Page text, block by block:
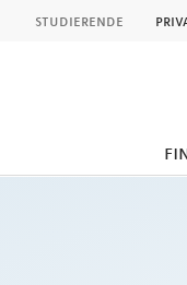
studierende